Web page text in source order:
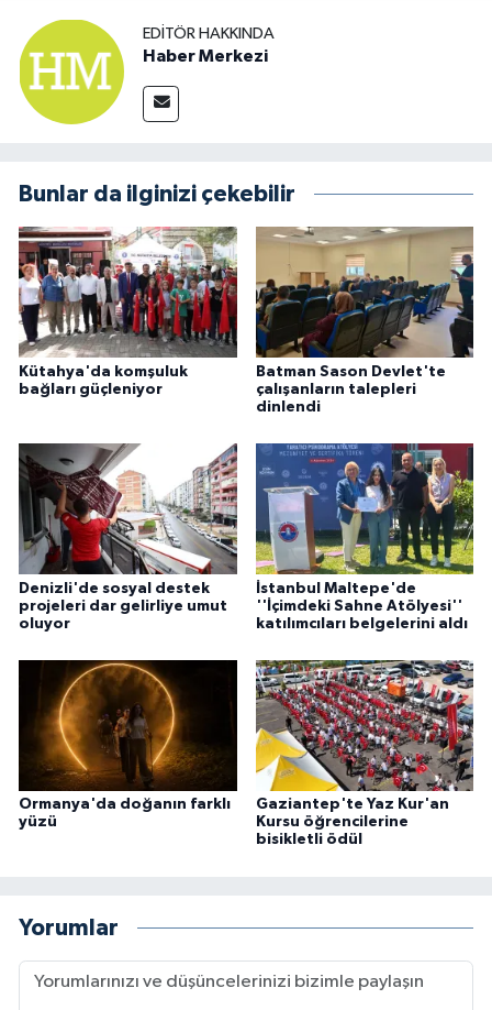
EDITÖR HAKKINDA
Haber Merkezi
Bunlar da ilginizi çekebilir
Kütahya'da komşuluk
bağları güçleniyor
Batman Sason Devlet'te
çalışanların talepleri
dinlendi
Denizli'de sosyal destek
projeleri dar gelirliye umut
oluyor
İstanbul Maltepe'de
''İçimdeki Sahne Atölyesi''
katılımcıları belgelerini aldı
Ormanya'da doğanın farklı
yüzü
Gaziantep'te Yaz Kur'an
Kursu öğrencilerine
bisikletli ödül
Yorumlar